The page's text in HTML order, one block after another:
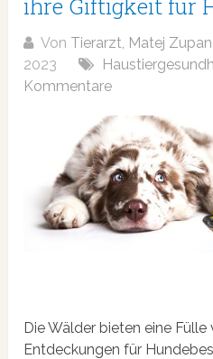
ihre Giftigkeit für
Von Tierarzt, Matej
2023
Kommentare
Die Wälder bieten eine
Entdeckungen für